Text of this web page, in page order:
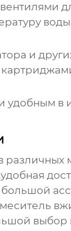
и
большой
выбор